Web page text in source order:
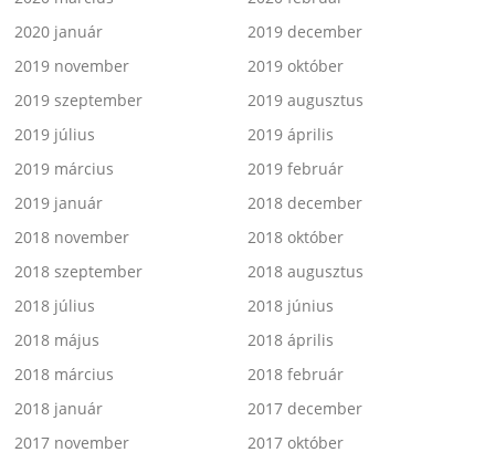
2020 január
2019 december
2019 november
2019 október
2019 szeptember
2019 augusztus
2019 július
2019 április
2019 március
2019 február
2019 január
2018 december
2018 november
2018 október
2018 szeptember
2018 augusztus
2018 július
2018 június
2018 május
2018 április
2018 március
2018 február
2018 január
2017 december
2017 november
2017 október